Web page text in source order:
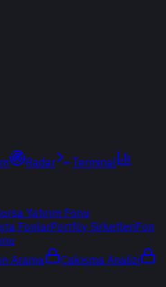
Radar
Terminal
Yatırım Fonu
FonlarPortföy ŞirketleriFon
Arama
Çakışma Analizi